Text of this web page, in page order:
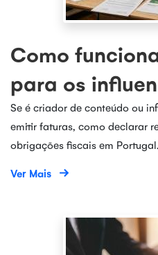
Como
para os
Se é criador de conteúdo ou
emitir faturas, como declarar
obrigações fiscais em Portugal.
Ver Mais